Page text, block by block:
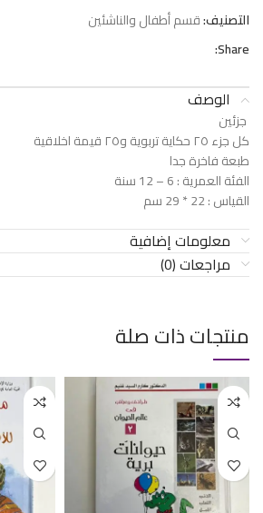
التصنيف:قسم أطفال والناشئين
Share:
الوصف
جزئين
كل جزء ٢٥ حكاية تربوية و٢٥ قيمة اخلاقية
طبعة فاخرة جدا
الفئة العمرية : 6 – 12 سنة
القياس : 22 * 29 سم
معلومات إضافية
مراجعات (0)
منتجات ذات صلة